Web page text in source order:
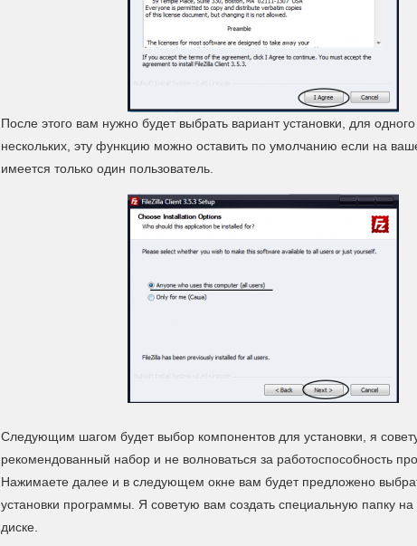
После этого вам нужно будет выбрать вариант установки, для
нескольких, эту функцию можно оставить по умолчанию если на
имеется только один пользователь.
Следующим шагом будет выбор компонентов для установки, я
рекомендованный набор и не волноваться за работоспособность
Нажимаете далее и в следующем окне вам будет предложено
установки программы. Я советую вам создать специальную папку
диске.